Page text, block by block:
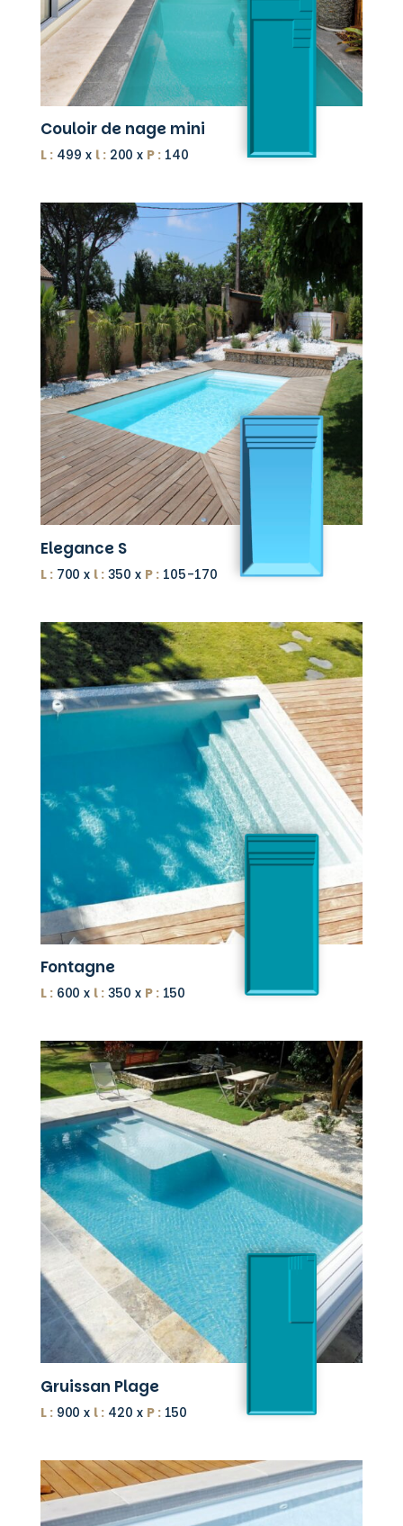
Couloir de nage mini
L :499 x l :200 x P :140
Elegance S
L :700 x l :350 x P :105-170
Fontagne
L :600 x l :350 x P :150
Gruissan Plage
L :900 x l :420 x P :150